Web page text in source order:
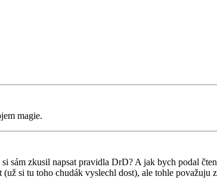
magie.
sám zkusil napsat pravidla DrD? A jak bych podal
si tu toho chudák vyslechl dost), ale tohle